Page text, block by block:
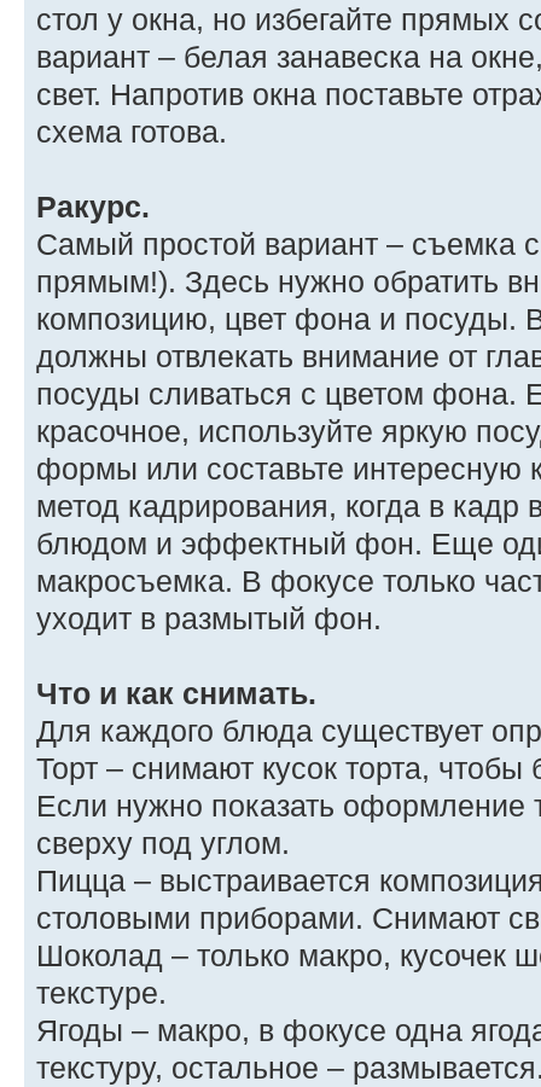
стол у окна, но избегайте прямых
вариант – белая занавеска на
свет. Напротив окна поставьте
схема готова.
Ракурс.
Самый простой вариант – съемка
прямым!). Здесь нужно обратить
композицию, цвет фона и посуды.
должны отвлекать внимание от
посуды сливаться с цветом
красочное, используйте яркую
формы или составьте интересную
метод кадрирования, когда в кадр
блюдом и эффектный фон. Еще
макросъемка. В фокусе только
уходит в размытый фон.
Что и как снимать.
Для каждого блюда существует
Торт – снимают кусок торта,
Если нужно показать оформление
сверху под углом.
Пицца – выстраивается
столовыми приборами. Снимают
Шоколад – только макро, кусочек
текстуре.
Ягоды – макро, в фокусе одна
текстуру, остальное –